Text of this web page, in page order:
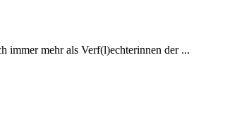
immer mehr als Verf(l)echterinnen der ...